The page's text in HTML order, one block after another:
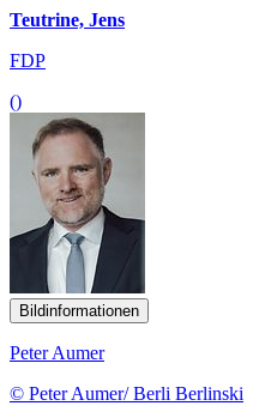
Teutrine, Jens
FDP
()
Bildinformationen
Peter Aumer
© Peter Aumer/ Berli Berlinski